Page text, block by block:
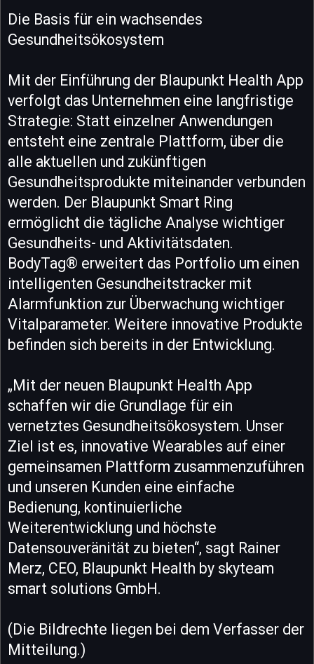
Die Basis für ein wachsendes
Gesundheitsökosystem
Mit der Einführung der Blaupunkt Health App
verfolgt das Unternehmen eine langfristige
Strategie: Statt einzelner Anwendungen
entsteht eine zentrale Plattform, über die
alle aktuellen und zukünftigen
Gesundheitsprodukte miteinander verbunden
werden. Der Blaupunkt Smart Ring
ermöglicht die tägliche Analyse wichtiger
Gesundheits- und Aktivitätsdaten.
BodyTag® erweitert das Portfolio um einen
intelligenten Gesundheitstracker mit
Alarmfunktion zur Überwachung wichtiger
Vitalparameter. Weitere innovative Produkte
befinden sich bereits in der Entwicklung.
„Mit der neuen Blaupunkt Health App
schaffen wir die Grundlage für ein
vernetztes Gesundheitsökosystem. Unser
Ziel ist es, innovative Wearables auf einer
gemeinsamen Plattform zusammenzuführen
und unseren Kunden eine einfache
Bedienung, kontinuierliche
Weiterentwicklung und höchste
Datensouveränität zu bieten“, sagt Rainer
Merz, CEO, Blaupunkt Health by skyteam
smart solutions GmbH.
(Die Bildrechte liegen bei dem Verfasser der
Mitteilung.)